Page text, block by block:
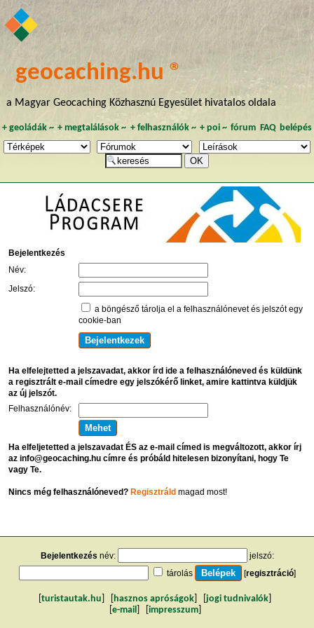
geocaching.hu ®
a Magyar Geocaching Közhasznú Egyesület hivatalos oldala
+ geoládák~ +megtalálások ~ + felhasználók~ + poi~ fórum FAQ belépés
Bejelentkezés
Név:
Jelszó:
a böngésző tárolja el a felhasználónevet és jelszót egy
cookie-ban
Ha elfelejtetted a jelszavadat, akkor írd ide a felhasználóneved és küldünk
a regisztrált e-mail címedre egy jelszókérő linket, amire kattintva küldjük
az új jelszót.
Felhasználónév:
Ha elfeljetetted a jelszavadat ÉS az e-mail címed is megváltozott, akkor írj
az info@geocaching.hu címre és próbáld hitelesen bizonyítani, hogy Te
vagy Te.
Nincs még felhasználóneved? Regisztráldmagad most!
Bejelentkezés név:
jelszó:
tárolás
[regisztráció]
turistautak.hu hasznos apróságok jogi tudnivalók
e-mail impresszum]